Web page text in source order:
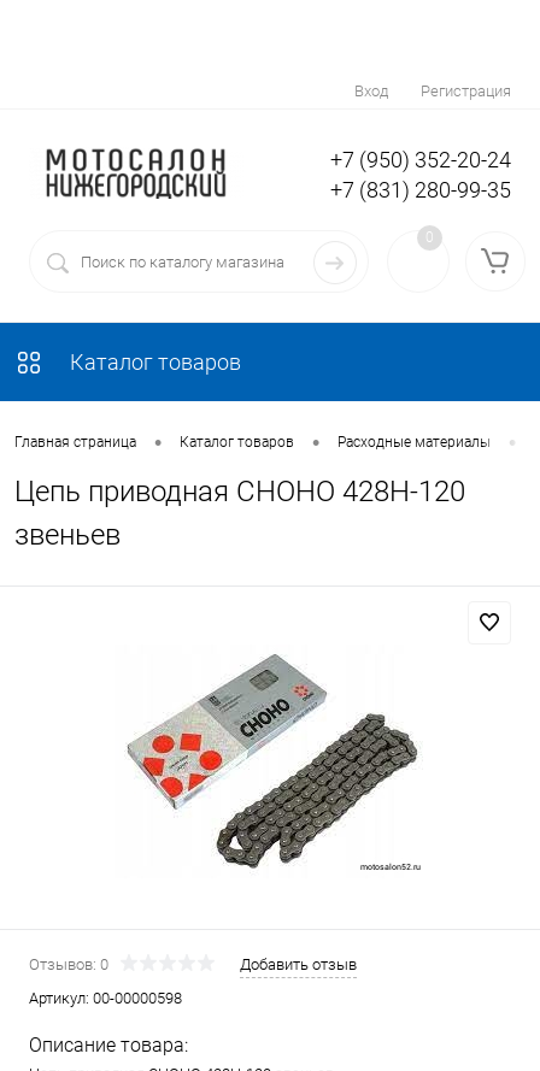
Вход Регистрация
+7 (950) 352-20-24
+7 (831) 280-99-35
0
Каталог товаров
Главная страница • Каталог товаров • Расходные материалы •
Цепь приводная CHOHO 428Н-120
звеньев
Отзывов: 0
Добавить отзыв
Артикул: 00-00000598
Описание товара: